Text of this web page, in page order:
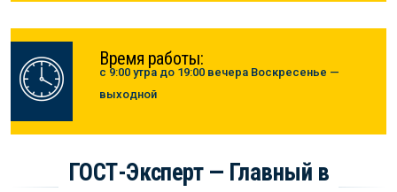
Время работы:
с 9:00 утра до 19:00 вечера Воскресенье —
выходной
ГОСТ-Эксперт — Главный в